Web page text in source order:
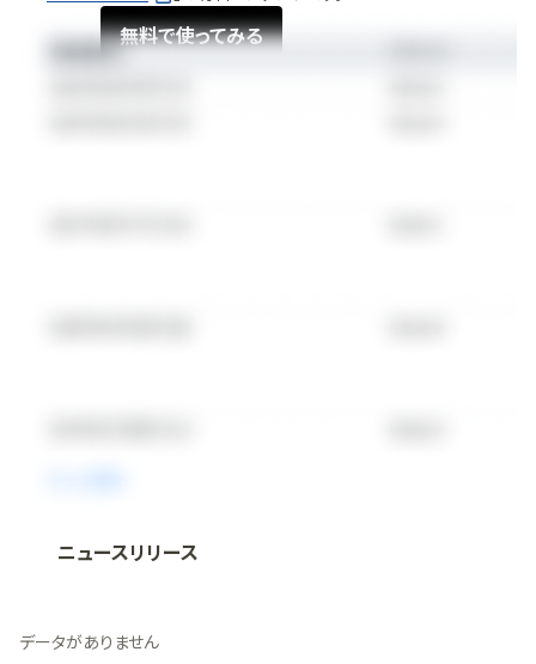
無料で使ってみる
法人向け情報プラットフォーム
無料で使ってみる
ニュースリリース
データがありません